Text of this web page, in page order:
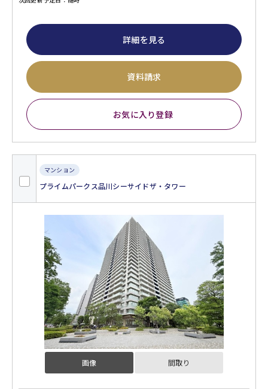
詳細を見る
資料請求
お気に入り登録
マンション
プライムパークス品川シーサイドザ・タワー
画像 間取り